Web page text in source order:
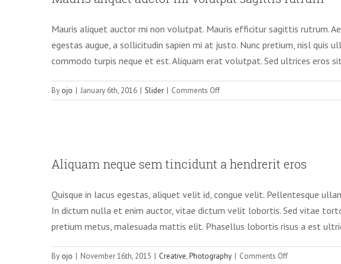
Mauris aliquet auctor mi non volutpat. Mauris efficitur sagittis rutrum.
egestas augue, a sollicitudin sapien mi at justo. Nunc pretium, nisl quis
commodo turpis neque et est. Aliquam erat volutpat. Sed ultrices eros
By ojo | January 6th, 2016 | Slider | Comments Offon
Mauris
sagittis
Creative Photography
Aliquam neque sem tincidunt a hendrerit eros
Quisque in lacus egestas, aliquet velit id, congue velit. Pellentesque
In dictum nulla et enim auctor, vitae dictum velit lobortis. Sed vitae
pretium metus, malesuada mattis elit. Phasellus lobortis risus a est
By ojo | November 16th, 2015 | Creative,Photography | Comments Offon